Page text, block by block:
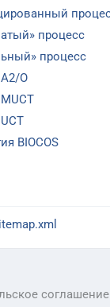
процесс
процесс
А2/О
BIOCOS
соглашение